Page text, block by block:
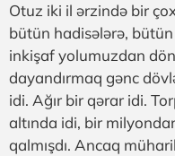
Otuz iki il ərzində bir
bütün hadisələrə,
inkişaf yolumuzdan
dayandırmaq gənc
idi. Ağır bir qərar idi.
altında idi, bir
qalmışdı. Ancaq